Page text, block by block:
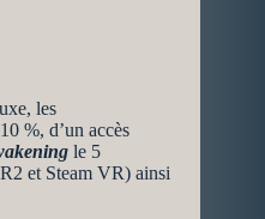
les
%, d’un accès
le 5
et Steam VR) ainsi